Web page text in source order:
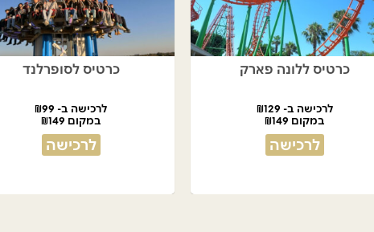
כרטיס לסופרלנד
לרכישה ב- ₪99
במקום ₪149
לרכישה
כרטיס ללונה פארק
לרכישה ב- ₪129
במקום ₪149
לרכישה